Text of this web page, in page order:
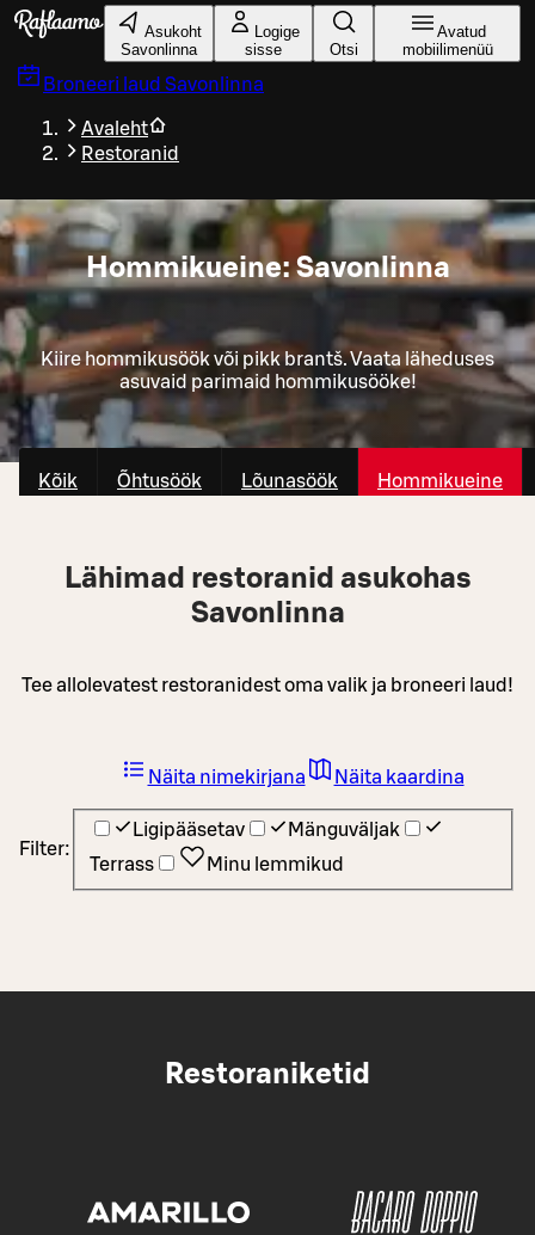
Liigu peamise sisu juurde
Asukoht
Savonlinna
Logige
sisse
Otsi
Avatud
mobiilimenüü
Broneeri laud Savonlinna
Avaleht
Restoranid
Hommikueine: Savonlinna
Kiire hommikusöök või pikk brantš. Vaata läheduses
asuvaid parimaid hommikusööke!
Kõik Õhtusöök Lõunasöök Hommikueine
Lähimad restoranid asukohas
Savonlinna
Tee allolevatest restoranidest oma valik ja broneeri laud!
Filter:
Ligipääsetav
Mänguväljak
Terrass
Minu lemmikud
Näita nimekirjana Näita kaardina
Restoraniketid